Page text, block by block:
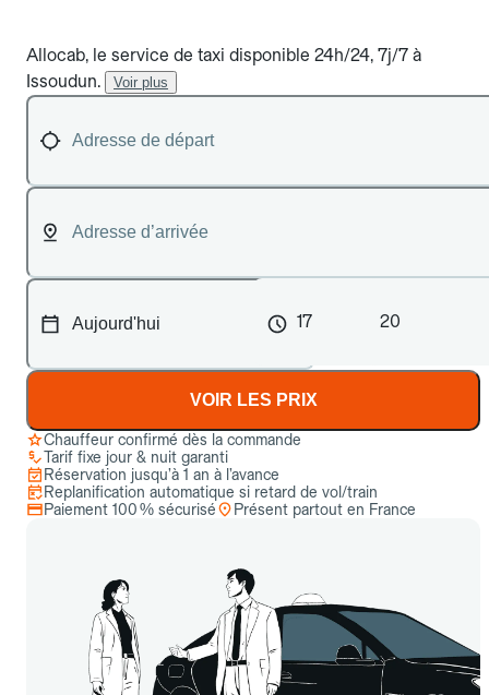
Allocab, le service de taxi disponible 24h/24, 7j/7 à
Issoudun.
Voir plus
17 20
VOIR LES PRIX
Chauffeur confirmé dès la commande
Tarif fixe jour & nuit garanti
Réservation jusqu’à 1 an à l’avance
Replanification automatique si retard de vol/train
Paiement 100 % sécurisé
Présent partout en France